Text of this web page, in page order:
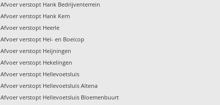
Afvoer verstopt Hank Bedrijventerrein
Afvoer verstopt Hank Kern
Afvoer verstopt Heerle
Afvoer verstopt Hei- en Boeicop
Afvoer verstopt Heijningen
Afvoer verstopt Hekelingen
Afvoer verstopt Hellevoetsluis
Afvoer verstopt Hellevoetsluis Altena
Afvoer verstopt Hellevoetsluis Bloemenbuurt